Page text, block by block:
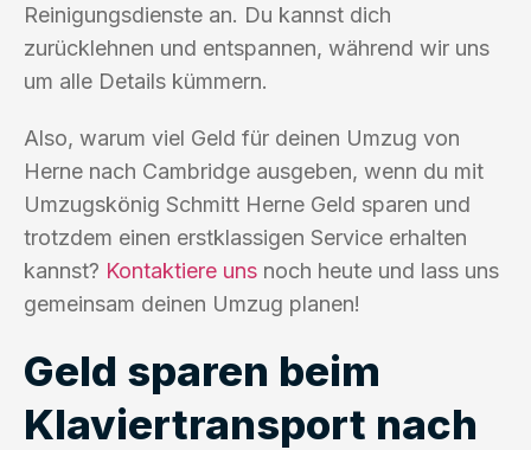
Reinigungsdienste an. Du kannst dich
zurücklehnen und entspannen, während wir uns
um alle Details kümmern.
Also, warum viel Geld für deinen Umzug von
Herne nach Cambridge ausgeben, wenn du mit
Umzugskönig Schmitt Herne Geld sparen und
trotzdem einen erstklassigen Service erhalten
kannst? Kontaktiere uns noch heute und lass uns
gemeinsam deinen Umzug planen!
Geld sparen beim
Klaviertransport nach